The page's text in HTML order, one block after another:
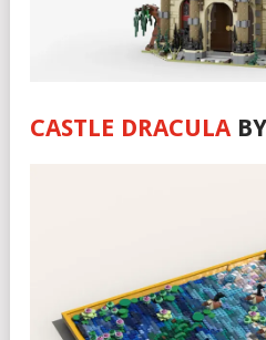
CASTLE DRACULABY